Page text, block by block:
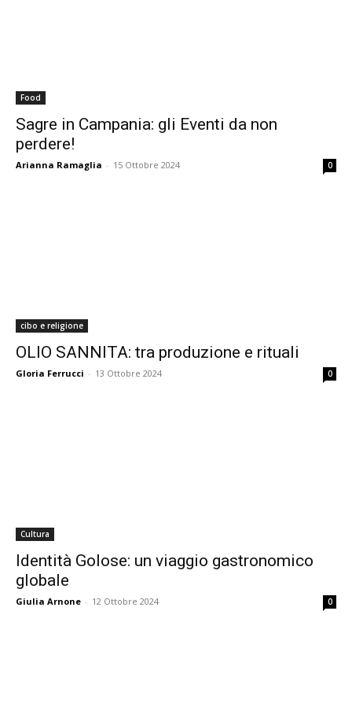
Food
Sagre in Campania: gli Eventi da non
perdere!
Arianna Ramaglia - 15 Ottobre 2024 0
cibo e religione
OLIO SANNITA: tra produzione e rituali
Gloria Ferrucci - 13 Ottobre 2024 0
Cultura
Identità Golose: un viaggio gastronomico
globale
Giulia Arnone - 12 Ottobre 2024 0